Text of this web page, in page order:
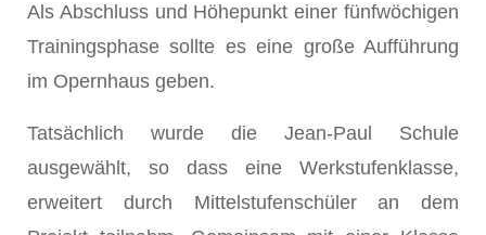
Als Abschluss und Höhepunkt einer fünfwöchigen
Trainingsphase sollte es eine große Aufführung
im Opernhaus geben.
Tatsächlich wurde die Jean-Paul Schule
ausgewählt, so dass eine Werkstufenklasse,
erweitert durch Mittelstufenschüler an dem